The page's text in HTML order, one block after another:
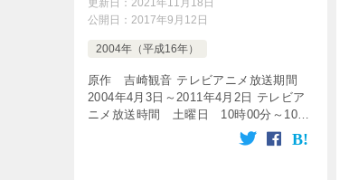
公開日： 2017年9月12日
2004年（平成16年）
原作 吉崎観音 テレビアニメ放送期間
2004年4月3日～2011年4月2日 テレビア
ニメ放送時間 土曜日 10時00分～10時
30分 など 放送局 テレビ東京系列 話
数 全357話 [tubepress output= […]